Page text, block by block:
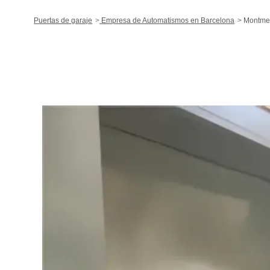
Puertas de garaje Empresa de Automatismos en Barcelona